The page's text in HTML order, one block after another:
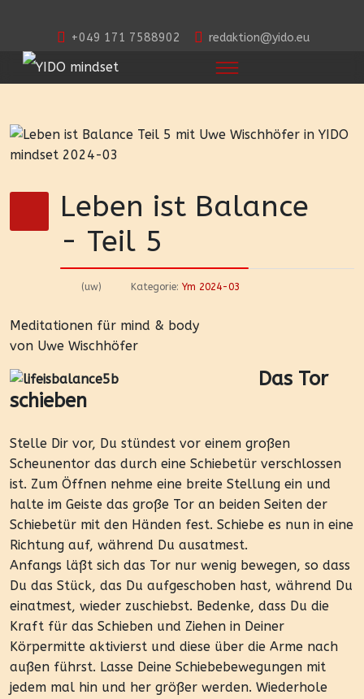
+049 171 7588902 redaktion@yido.eu
Leben ist Balance
- Teil 5
(uw) Kategorie: Ym 2024-03
Meditationen für mind & body
von Uwe Wischhöfer
Das Tor
schieben
Stelle Dir vor, Du stündest vor einem großen
Scheunentor das durch eine Schiebetür verschlossen
ist. Zum Öffnen nehme eine breite Stellung ein und
halte im Geiste das große Tor an beiden Seiten der
Schiebetür mit den Händen fest. Schiebe es nun in eine
Richtung auf, während Du ausatmest.
Anfangs läßt sich das Tor nur wenig bewegen, so dass
Du das Stück, das Du aufgeschoben hast, während Du
einatmest, wieder zuschiebst. Bedenke, dass Du die
Kraft für das Schieben und Ziehen in Deiner
Körpermitte aktivierst und diese über die Arme nach
außen führst. Lasse Deine Schiebebewegungen mit
jedem mal hin und her größer werden. Wiederhole